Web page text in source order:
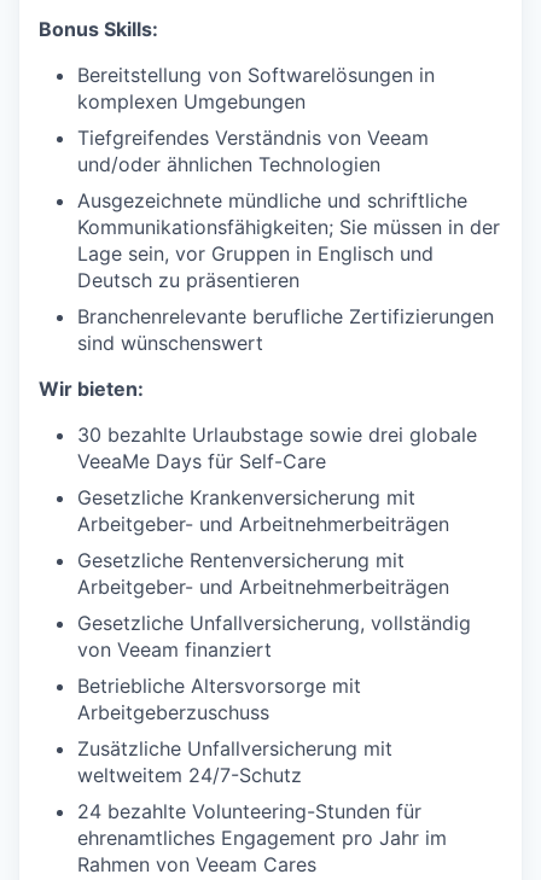
IDEAS
EVENTS
SECTORS
Bonus Skills:
Bereitstellung von Softwarelösungen in
komplexen Umgebungen
Tiefgreifendes Verständnis von Veeam
und/oder ähnlichen Technologien
Ausgezeichnete mündliche und schriftliche
Kommunikationsfähigkeiten; Sie müssen in der
Lage sein, vor Gruppen in Englisch und
Deutsch zu präsentieren
Branchenrelevante berufliche Zertifizierungen
sind wünschenswert
Wir bieten:
30 bezahlte Urlaubstage sowie drei globale
VeeaMe Days für Self-Care
Gesetzliche Krankenversicherung mit
Arbeitgeber- und Arbeitnehmerbeiträgen
Gesetzliche Rentenversicherung mit
Arbeitgeber- und Arbeitnehmerbeiträgen
Gesetzliche Unfallversicherung, vollständig
von Veeam finanziert
Betriebliche Altersvorsorge mit
Arbeitgeberzuschuss
Zusätzliche Unfallversicherung mit
weltweitem 24/7-Schutz
24 bezahlte Volunteering-Stunden für
ehrenamtliches Engagement pro Jahr im
Rahmen von Veeam Cares